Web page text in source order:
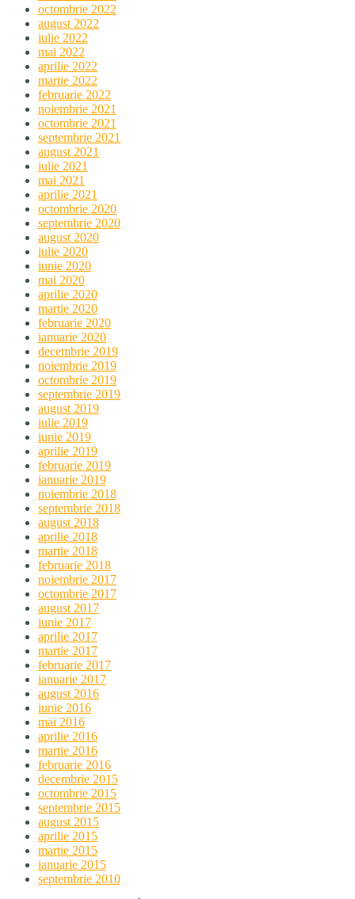
octombrie 2022
august 2022
iulie 2022
mai 2022
aprilie 2022
martie 2022
februarie 2022
noiembrie 2021
octombrie 2021
septembrie 2021
august 2021
iulie 2021
mai 2021
aprilie 2021
octombrie 2020
septembrie 2020
august 2020
iulie 2020
iunie 2020
mai 2020
aprilie 2020
martie 2020
februarie 2020
ianuarie 2020
decembrie 2019
noiembrie 2019
octombrie 2019
septembrie 2019
august 2019
iulie 2019
iunie 2019
aprilie 2019
februarie 2019
ianuarie 2019
noiembrie 2018
septembrie 2018
august 2018
aprilie 2018
martie 2018
februarie 2018
noiembrie 2017
octombrie 2017
august 2017
iunie 2017
aprilie 2017
martie 2017
februarie 2017
ianuarie 2017
august 2016
iunie 2016
mai 2016
aprilie 2016
martie 2016
februarie 2016
decembrie 2015
octombrie 2015
septembrie 2015
august 2015
aprilie 2015
martie 2015
ianuarie 2015
septembrie 2010